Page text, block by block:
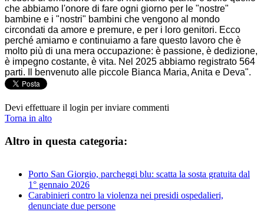
che abbiamo l'onore di fare ogni giorno per le "nostre"
bambine e i "nostri" bambini che vengono al mondo
circondati da amore e premure, e per i loro genitori. Ecco
perché amiamo e continuiamo a fare questo lavoro che è
molto più di una mera occupazione: è passione, è dedizione,
è impegno costante, è vita. Nel 2025 abbiamo registrato 564
parti. Il benvenuto alle piccole Bianca Maria, Anita e Deva".
Devi effettuare il login per inviare commenti
Torna in alto
Altro in questa categoria:
Porto San Giorgio, parcheggi blu: scatta la sosta gratuita dal
1° gennaio 2026
Carabinieri contro la violenza nei presidi ospedalieri,
denunciate due persone